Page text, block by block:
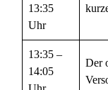
13:35
Uhr
13:35 –
14:05
Der